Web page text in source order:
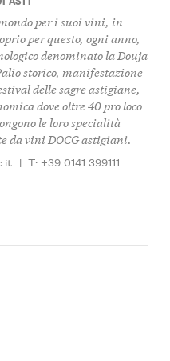
per i suoi vini, in
per questo, ogni anno,
denominato la Douja
storico, manifestazione
delle sagre astigiane,
dove oltre 40 pro loco
le loro specialità
da vini DOCG astigiani.
| T: +39 0141 399111